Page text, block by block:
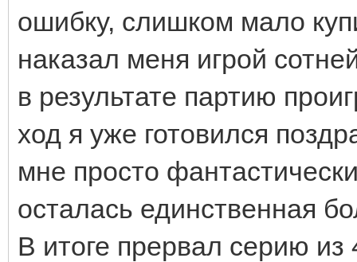
ошибку, слишком мало
наказал меня игрой
в результате партию
ход я уже готовился
мне просто
осталась единственная
В итоге прервал серию